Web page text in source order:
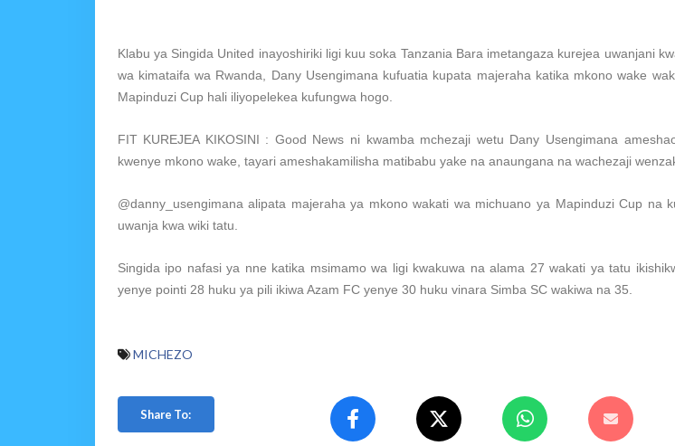
Klabu ya Singida United inayoshiriki ligi kuu soka Tanzania Bara imetangaza kurejea uwanjani
wa kimataifa wa Rwanda, Dany Usengimana kufuatia kupata majeraha katika mkono wake
Mapinduzi Cup hali iliyopelekea kufungwa hogo.
FIT KUREJEA KIKOSINI : Good News ni kwamba mchezaji wetu Dany Usengimana
kwenye mkono wake, tayari ameshakamilisha matibabu yake na anaungana na wachezaji
@danny_usengimana alipata majeraha ya mkono wakati wa michuano ya Mapinduzi Cup na
uwanja kwa wiki tatu.
Singida ipo nafasi ya nne katika msimamo wa ligi kwakuwa na alama 27 wakati ya tatu
yenye pointi 28 huku ya pili ikiwa Azam FC yenye 30 huku vinara Simba SC wakiwa na 35.
MICHEZO
Share To: